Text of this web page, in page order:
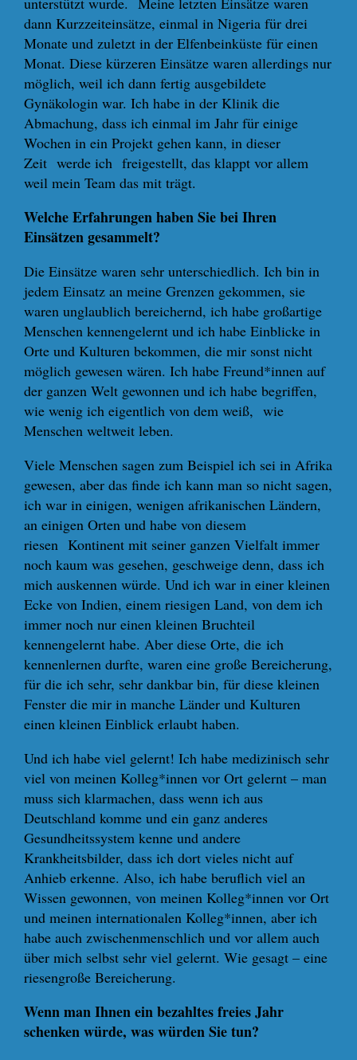
dann Kurzzeiteinsätze, einmal in Nigeria für drei
Monate und zuletzt in der Elfenbeinküste für einen
Monat. Diese kürzeren Einsätze waren allerdings nur
möglich, weil ich dann fertig ausgebildete
Gynäkologin war. Ich habe in der Klinik die
Abmachung, dass ich einmal im Jahr für einige
Wochen in ein Projekt gehen kann, in dieser
Zeit werde ich freigestellt, das klappt vor allem
weil mein Team das mit trägt.
Welche Erfahrungen haben Sie bei Ihren
Einsätzen gesammelt?
Die Einsätze waren sehr unterschiedlich. Ich bin in
jedem Einsatz an meine Grenzen gekommen, sie
waren unglaublich bereichernd, ich habe großartige
Menschen kennengelernt und ich habe Einblicke in
Orte und Kulturen bekommen, die mir sonst nicht
möglich gewesen wären. Ich habe Freund*innen auf
der ganzen Welt gewonnen und ich habe begriffen,
wie wenig ich eigentlich von dem weiß, wie
Menschen weltweit leben.
Viele Menschen sagen zum Beispiel ich sei in Afrika
gewesen, aber das finde ich kann man so nicht sagen,
ich war in einigen, wenigen afrikanischen Ländern,
an einigen Orten und habe von diesem
riesen Kontinent mit seiner ganzen Vielfalt immer
noch kaum was gesehen, geschweige denn, dass ich
mich auskennen würde. Und ich war in einer kleinen
Ecke von Indien, einem riesigen Land, von dem ich
immer noch nur einen kleinen Bruchteil
kennengelernt habe. Aber diese Orte, die ich
kennenlernen durfte, waren eine große Bereicherung,
für die ich sehr, sehr dankbar bin, für diese kleinen
Fenster die mir in manche Länder und Kulturen
einen kleinen Einblick erlaubt haben.
Und ich habe viel gelernt! Ich habe medizinisch sehr
viel von meinen Kolleg*innen vor Ort gelernt – man
muss sich klarmachen, dass wenn ich aus
Deutschland komme und ein ganz anderes
Gesundheitssystem kenne und andere
Krankheitsbilder, dass ich dort vieles nicht auf
Anhieb erkenne. Also, ich habe beruflich viel an
Wissen gewonnen, von meinen Kolleg*innen vor Ort
und meinen internationalen Kolleg*innen, aber ich
habe auch zwischenmenschlich und vor allem auch
über mich selbst sehr viel gelernt. Wie gesagt – eine
riesengroße Bereicherung.
Wenn man Ihnen ein bezahltes freies Jahr
schenken würde, was würden Sie tun?